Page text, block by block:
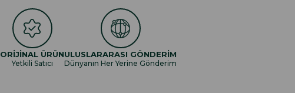
ORİJİNAL ÜRÜN
Yetkili Satıcı
ULUSLARARASI GÖNDERİM
Dünyanın Her Yerine Gönderim